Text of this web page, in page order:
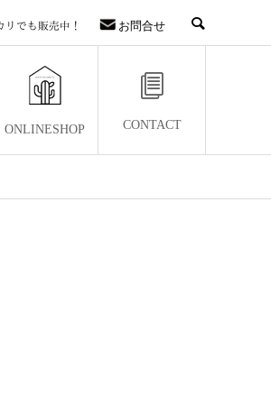
お問合せ
ONLINESHOP CONTACT